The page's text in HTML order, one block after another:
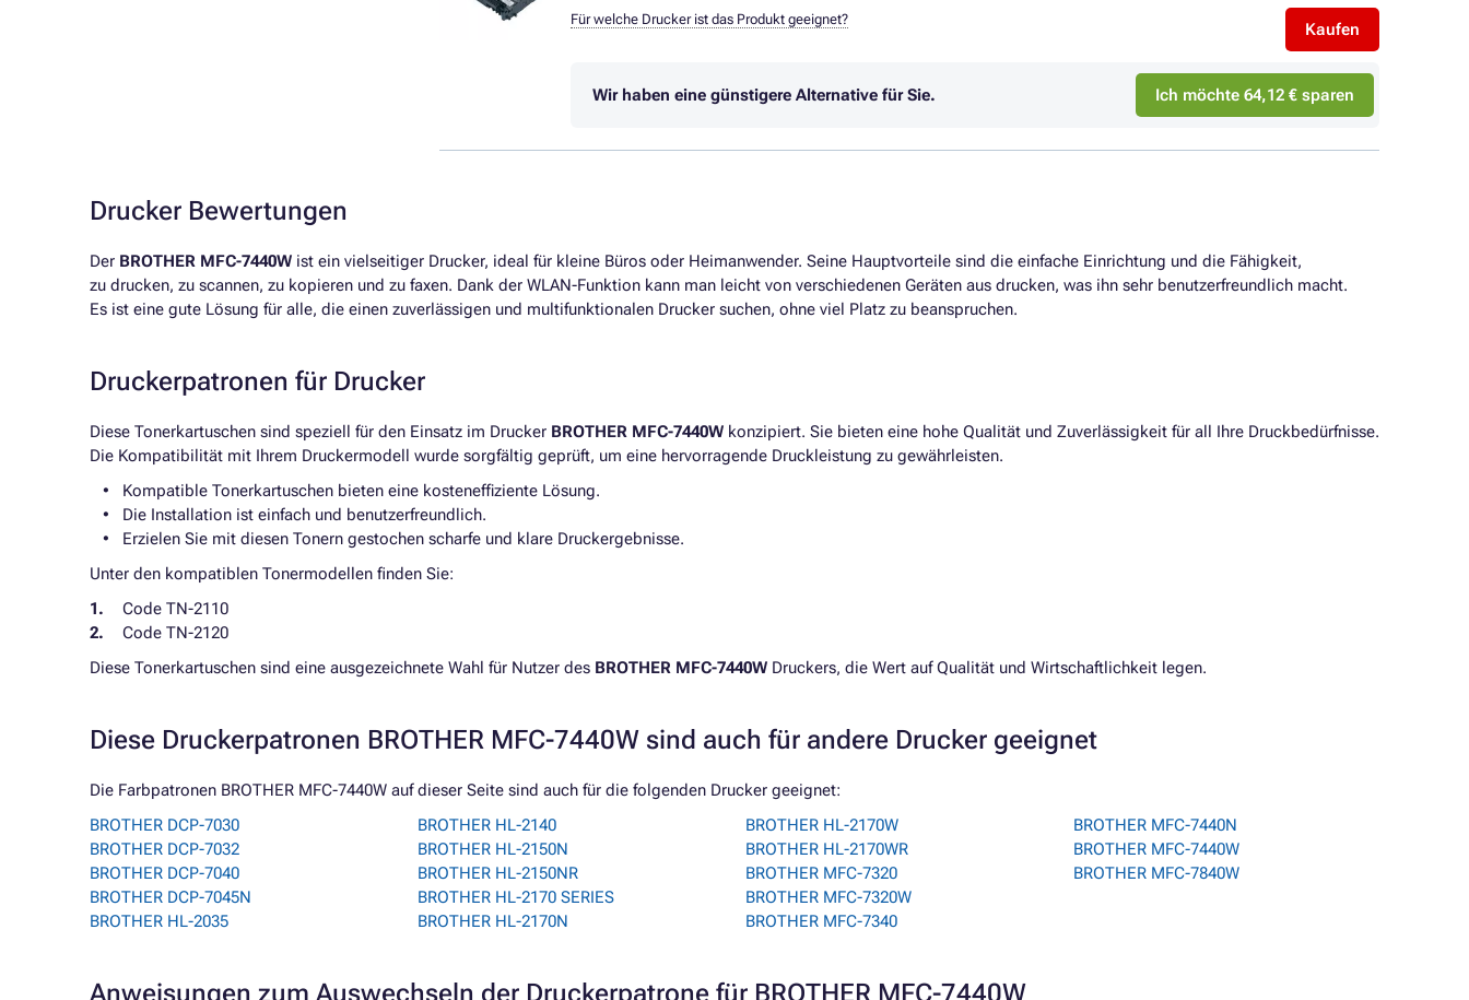
Kaufen
Für welche Drucker ist das Produkt geeignet?
Wir haben eine günstigere Alternative für Sie. Ich möchte 64,12 € sparen
Drucker Bewertungen
Der BROTHER MFC-7440W ist ein vielseitiger Drucker, ideal für kleine Büros oder Heimanwender. Seine Hauptvorteile sind die einfache Einrichtung und die Fähigkeit,
zu drucken, zu scannen, zu kopieren und zu faxen. Dank der WLAN-Funktion kann man leicht von verschiedenen Geräten aus drucken, was ihn sehr benutzerfreundlich macht.
Es ist eine gute Lösung für alle, die einen zuverlässigen und multifunktionalen Drucker suchen, ohne viel Platz zu beanspruchen.
Druckerpatronen für Drucker
Diese Tonerkartuschen sind speziell für den Einsatz im Drucker BROTHER MFC-7440W konzipiert. Sie bieten eine hohe Qualität und Zuverlässigkeit für all Ihre Druckbedürfnisse.
Die Kompatibilität mit Ihrem Druckermodell wurde sorgfältig geprüft, um eine hervorragende Druckleistung zu gewährleisten.
Kompatible Tonerkartuschen bieten eine kosteneffiziente Lösung.
Die Installation ist einfach und benutzerfreundlich.
Erzielen Sie mit diesen Tonern gestochen scharfe und klare Druckergebnisse.
Unter den kompatiblen Tonermodellen finden Sie:
Code TN-2110
Code TN-2120
Diese Tonerkartuschen sind eine ausgezeichnete Wahl für Nutzer des BROTHER MFC-7440W Druckers, die Wert auf Qualität und Wirtschaftlichkeit legen.
Diese Druckerpatronen BROTHER MFC-7440W sind auch für andere Drucker geeignet
Die Farbpatronen BROTHER MFC-7440W auf dieser Seite sind auch für die folgenden Drucker geeignet:
BROTHER DCP-7030
BROTHER DCP-7032
BROTHER DCP-7040
BROTHER DCP-7045N
BROTHER HL-2035
BROTHER HL-2140
BROTHER HL-2150N
BROTHER HL-2150NR
BROTHER HL-2170 SERIES
BROTHER HL-2170N
BROTHER HL-2170W
BROTHER HL-2170WR
BROTHER MFC-7320
BROTHER MFC-7320W
BROTHER MFC-7340
BROTHER MFC-7440N
BROTHER MFC-7440W
BROTHER MFC-7840W
Anweisungen zum Auswechseln der Druckerpatrone für BROTHER MFC-7440W